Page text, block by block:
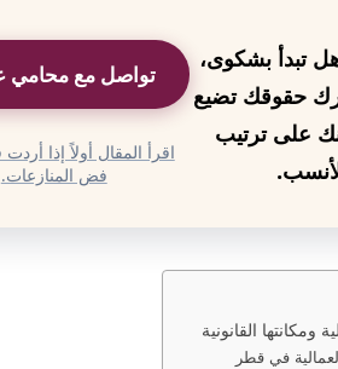
تبدأ بشكوى،
حقوقك تضيع
على ترتيب
تواصل مع محامي
اقرأ المقال أولاً إذا
فض المنازعات.
القانونية
في قطر